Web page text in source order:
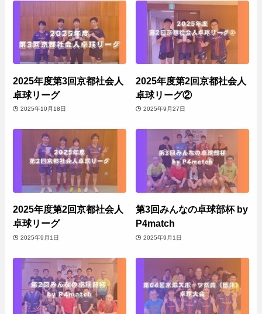
2025年度第3回京都社会人
卓球リーグ
2025年10月18日
2025年度第2回京都社会人
卓球リーグ②
2025年9月27日
2025年度第2回京都社会人
卓球リーグ
2025年9月1日
第3回みんなの卓球部杯 by
P4match
2025年9月1日